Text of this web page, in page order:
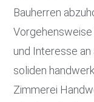
Bauherren
und Interesse
soliden
Zimmerei